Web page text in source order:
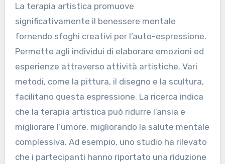
La terapia artistica promuove
significativamente il benessere mentale
fornendo sfoghi creativi per l’auto-espressione.
Permette agli individui di elaborare emozioni ed
esperienze attraverso attività artistiche. Vari
metodi, come la pittura, il disegno e la scultura,
facilitano questa espressione. La ricerca indica
che la terapia artistica può ridurre l’ansia e
migliorare l’umore, migliorando la salute mentale
complessiva. Ad esempio, uno studio ha rilevato
che i partecipanti hanno riportato una riduzione